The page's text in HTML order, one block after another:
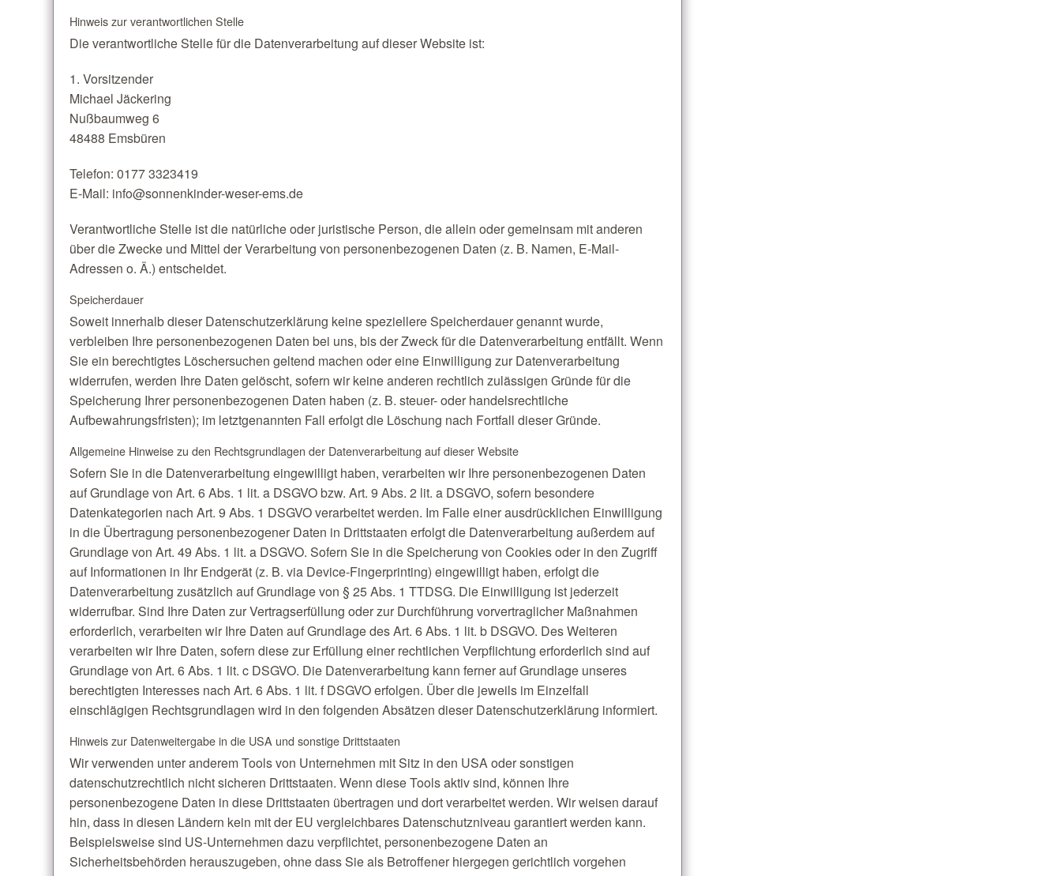
Hinweis zur verantwortlichen Stelle
Die verantwortliche Stelle für die Datenverarbeitung auf dieser Website ist:
1. Vorsitzender
Michael Jäckering
Nußbaumweg 6
48488 Emsbüren
Telefon: 0177 3323419
E-Mail: info@sonnenkinder-weser-ems.de
Verantwortliche Stelle ist die natürliche oder juristische Person, die allein oder gemeinsam mit anderen
über die Zwecke und Mittel der Verarbeitung von personenbezogenen Daten (z. B. Namen, E-Mail-
Adressen o. Ä.) entscheidet.
Speicherdauer
Soweit innerhalb dieser Datenschutzerklärung keine speziellere Speicherdauer genannt wurde,
verbleiben Ihre personenbezogenen Daten bei uns, bis der Zweck für die Datenverarbeitung entfällt. Wenn
Sie ein berechtigtes Löschersuchen geltend machen oder eine Einwilligung zur Datenverarbeitung
widerrufen, werden Ihre Daten gelöscht, sofern wir keine anderen rechtlich zulässigen Gründe für die
Speicherung Ihrer personenbezogenen Daten haben (z. B. steuer- oder handelsrechtliche
Aufbewahrungsfristen); im letztgenannten Fall erfolgt die Löschung nach Fortfall dieser Gründe.
Allgemeine Hinweise zu den Rechtsgrundlagen der Datenverarbeitung auf dieser Website
Sofern Sie in die Datenverarbeitung eingewilligt haben, verarbeiten wir Ihre personenbezogenen Daten
auf Grundlage von Art. 6 Abs. 1 lit. a DSGVO bzw. Art. 9 Abs. 2 lit. a DSGVO, sofern besondere
Datenkategorien nach Art. 9 Abs. 1 DSGVO verarbeitet werden. Im Falle einer ausdrücklichen Einwilligung
in die Übertragung personenbezogener Daten in Drittstaaten erfolgt die Datenverarbeitung außerdem auf
Grundlage von Art. 49 Abs. 1 lit. a DSGVO. Sofern Sie in die Speicherung von Cookies oder in den Zugriff
auf Informationen in Ihr Endgerät (z. B. via Device-Fingerprinting) eingewilligt haben, erfolgt die
Datenverarbeitung zusätzlich auf Grundlage von § 25 Abs. 1 TTDSG. Die Einwilligung ist jederzeit
widerrufbar. Sind Ihre Daten zur Vertragserfüllung oder zur Durchführung vorvertraglicher Maßnahmen
erforderlich, verarbeiten wir Ihre Daten auf Grundlage des Art. 6 Abs. 1 lit. b DSGVO. Des Weiteren
verarbeiten wir Ihre Daten, sofern diese zur Erfüllung einer rechtlichen Verpflichtung erforderlich sind auf
Grundlage von Art. 6 Abs. 1 lit. c DSGVO. Die Datenverarbeitung kann ferner auf Grundlage unseres
berechtigten Interesses nach Art. 6 Abs. 1 lit. f DSGVO erfolgen. Über die jeweils im Einzelfall
einschlägigen Rechtsgrundlagen wird in den folgenden Absätzen dieser Datenschutzerklärung informiert.
Hinweis zur Datenweitergabe in die USA und sonstige Drittstaaten
Wir verwenden unter anderem Tools von Unternehmen mit Sitz in den USA oder sonstigen
datenschutzrechtlich nicht sicheren Drittstaaten. Wenn diese Tools aktiv sind, können Ihre
personenbezogene Daten in diese Drittstaaten übertragen und dort verarbeitet werden. Wir weisen darauf
hin, dass in diesen Ländern kein mit der EU vergleichbares Datenschutzniveau garantiert werden kann.
Beispielsweise sind US-Unternehmen dazu verpflichtet, personenbezogene Daten an
Sicherheitsbehörden herauszugeben, ohne dass Sie als Betroffener hiergegen gerichtlich vorgehen